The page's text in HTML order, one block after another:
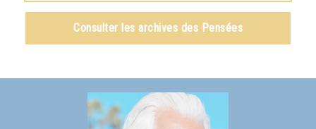
Omraam Mikhaël Aïvanhov
Voir le livreLa lumière, esprit vivant, chapitre IX
Consulter les archives des Pensées